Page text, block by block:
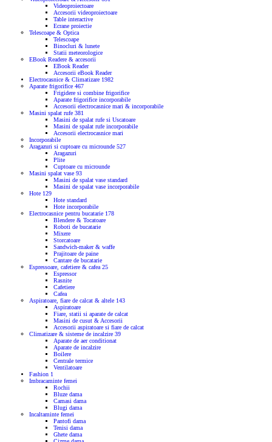
Videoproiectoare
Accesorii videoproiectoare
Table interactive
Ecrane proiectie
Telescoape & Optica
Telescoape
Binocluri & lunete
Statii meteorologice
EBook Readere & accesorii
EBook Reader
Accesorii eBook Reader
Electrocasnice & Climatizare 1982
Aparate frigorifice 467
Frigidere si combine frigorifice
Aparate frigorifice incorporabile
Accesorii electrocasnice mari & incorporabile
Masini spalat rufe 381
Masini de spalat rufe si Uscatoare
Masini de spalat rufe incorporabile
Accesorii electrocasnice mari
Incorporabile
Aragazuri si cuptoare cu microunde 527
Aragazuri
Plite
Cuptoare cu microunde
Masini spalat vase 93
Masini de spalat vase standard
Masini de spalat vase incorporabile
Hote 129
Hote standard
Hote incorporabile
Electrocasnice pentru bucatarie 178
Blendere & Tocatoare
Roboti de bucatarie
Mixere
Storcatoare
Sandwich-maker & waffe
Prajitoare de paine
Cantare de bucatarie
Espressoare, cafetiere & cafea 25
Espressor
Rasnite
Cafetiere
Cafea
Aspiratoare, fiare de calcat & altele 143
Aspiratoare
Fiare, statii si aparate de calcat
Masini de cusut & Accesorii
Accesorii aspiratoare si fiare de calcat
Climatizare & sisteme de incalzire 39
Aparate de aer conditionat
Aparate de incalzire
Boilere
Centrale termice
Ventilatoare
Fashion 1
Imbracaminte femei
Rochii
Bluze dama
Camasi dama
Blugi dama
Incaltaminte femei
Pantofi dama
Tenisi dama
Ghete dama